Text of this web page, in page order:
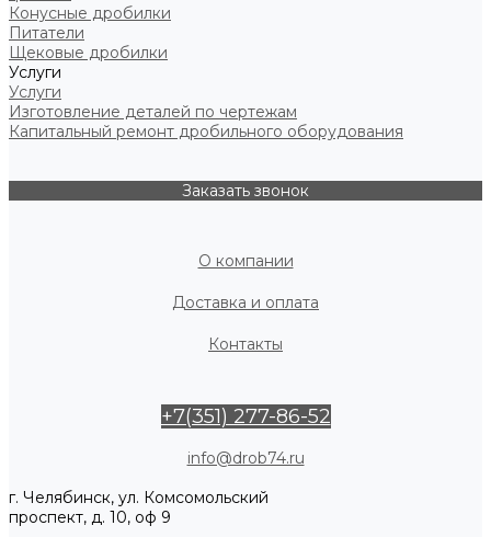
Конусные дробилки
Питатели
Щековые дробилки
Услуги
Услуги
Изготовление деталей по чертежам
Капитальный ремонт дробильного оборудования
Заказать звонок
О компании
Доставка и оплата
Контакты
+7(351) 277-86-52
info@drob74.ru
г. Челябинск, ул. Комсомольский
проспект, д. 10, оф 9